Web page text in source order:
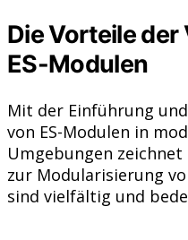
Die Vorteile
ES-Modulen
Mit der Einführung
von ES-Modulen in
Umgebungen
zur Modularisierung
sind vielfältig und